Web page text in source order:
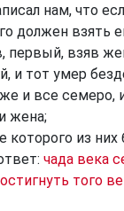
нам, что
должен взять
первый, взяв
и тот умер
и все семеро,
жена;
которого из
чада века
того